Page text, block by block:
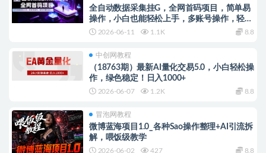
全自动数据采集挂G，全网首码项目，简单易
操作，小白也能轻松上手，多账号操作，轻松
日入500+
2026-06-11 1.1K 8.8
中创网教程
（18763期）最新AI量化交易5.0，小白轻松操
作，绿色稳定！日入1000+
2026-06-07 1.2K 8.8
冒泡网教程
微博蓝海项目1.0_各种Sao操作整理+AI引流拆
解，喂饭级教学
2026-06-02 427 8.8